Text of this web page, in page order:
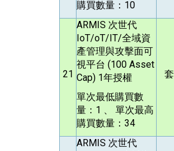
購買數量：10
21
ARMIS 次世代
IoT/oT/IT/全域資
產管理與攻擊面可
視平台 (100 Asset
Cap) 1年授權
單次最低購買數
量：1 、 單次最高
購買數量：34
套
ARMIS 次世代